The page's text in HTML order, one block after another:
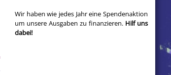
Wir haben wie jedes Jahr eine Spendenaktion
um unsere Ausgaben zu finanzieren. Hilf uns
dabei!